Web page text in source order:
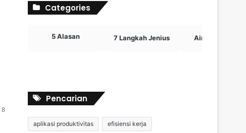
8
Categories
5 Alasan 7 Langkah Jenius Airdrop Crypto
Pencarian
aplikasi produktivitas efisiensi kerja